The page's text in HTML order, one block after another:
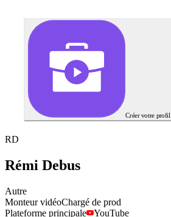
Créer votre profil
RD
Rémi Debus
Autre
Monteur vidéoChargé de prod
Plateforme principale
YouTube